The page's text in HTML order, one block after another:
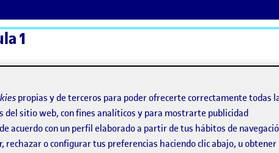
1
ActiFolios Ayuda
propias y de terceros para poder ofrecerte correctamente todas
del sitio web, con fines analíticos y para mostrarte publicidad
acuerdo con un perfil elaborado a partir de tus hábitos de
rechazar o configurar tus preferencias haciendo clic abajo, u obtener